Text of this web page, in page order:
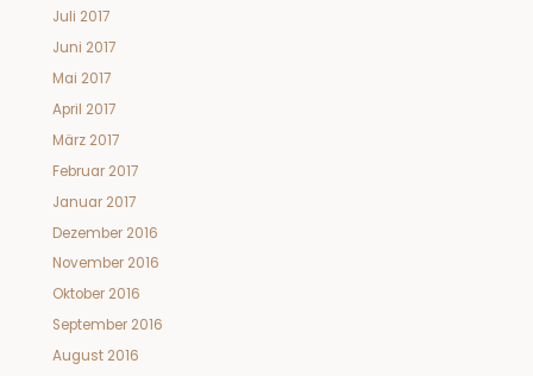
Juli 2017
Juni 2017
Mai 2017
April 2017
März 2017
Februar 2017
Januar 2017
Dezember 2016
November 2016
Oktober 2016
September 2016
August 2016